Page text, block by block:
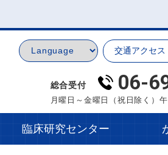
交通アクセス
総合受付 06-
月曜日～金曜日（祝日除く）
臨床研究センター